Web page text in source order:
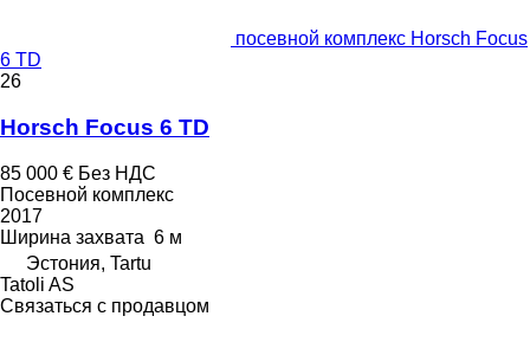
посевной комплекс Horsch Focus
6 TD
26
Horsch Focus 6 TD
85 000 € Без НДС
Посевной комплекс
2017
Ширина захвата 6 м
Эстония, Tartu
Tatoli AS
Связаться с продавцом